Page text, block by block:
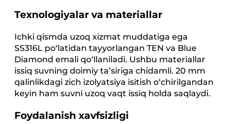
Texnologiyalar va materiallar
Ichki qismda uzoq xizmat muddatiga ega
SS316L po‘latidan tayyorlangan TEN va Blue
Diamond emali qo‘llaniladi. Ushbu materiallar
issiq suvning doimiy ta’siriga chidamli. 20 mm
qalinlikdagi zich izolyatsiya isitish o‘chirilgandan
keyin ham suvni uzoq vaqt issiq holda saqlaydi.
Foydalanish xavfsizligi